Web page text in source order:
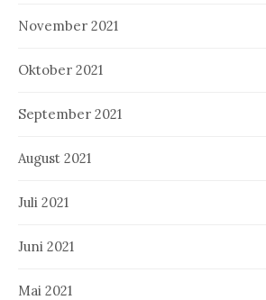
November 2021
Oktober 2021
September 2021
August 2021
Juli 2021
Juni 2021
Mai 2021